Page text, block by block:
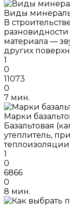
Виды
В
материала —
других
1
0
11073
0
7 мин.
Марки
Базальтовая
утеплитель,
1
0
6866
0
8 мин.